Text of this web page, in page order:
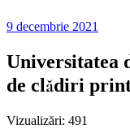
9 decembrie 2021
Universitatea
de clădiri
Vizualizări: 491